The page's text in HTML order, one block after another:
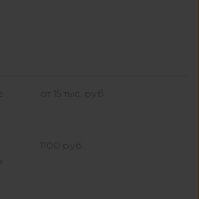
от 15 тыс. руб.
1100 руб.